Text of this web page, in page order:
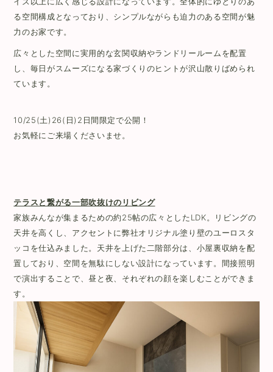
る空間構成となっており、シンプルながらも迫力のある空間が魅
力のお家です。
広々とした空間に実用的な玄関収納やランドリールームを配置
し、毎日がスムーズになる家づくりのヒントが沢山散りばめられ
ています。
10/25(土)26( 日)2日間限定で公開！
お気軽にご来場くださいませ。
テラスと繋がる一部吹抜けのリビング
家族みんなが集まるための約25帖の広々としたLDK。リビングの
天井を高くし、アクセントに弊社オリジナル塗り壁のユーロスタ
ッコを仕込みました。天井を上げた二階部分は、小屋裏収納を配
置しており、空間を無駄にしない設計になっています。間接照明
で演出することで、昼と夜、それぞれの顔を楽しむことができま
す。